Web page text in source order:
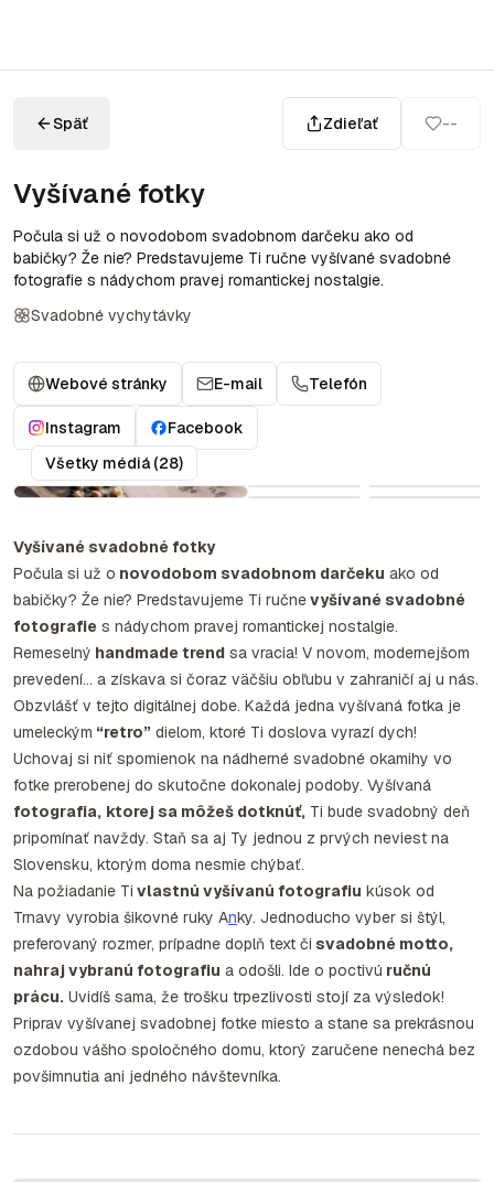
Späť Zdieľať --
Vyšívané fotky
Počula si už o novodobom svadobnom darčeku ako od
babičky? Že nie? Predstavujeme Ti ručne vyšívané svadobné
fotografie s nádychom pravej romantickej nostalgie.
Svadobné vychytávky
Webové stránky E-mail Telefón
Instagram
Facebook
Všetky médiá (28)
Vyšívané svadobné fotky
Počula si už o novodobom svadobnom darčeku ako od
babičky? Že nie? Predstavujeme Ti ručnevyšívané svadobné
fotografie s nádychom pravej romantickej nostalgie.
Remeselný handmade trend sa vracia! V novom, modernejšom
prevedení… a získava si čoraz väčšiu obľubu v zahraničí aj u nás.
Obzvlášť v tejto digitálnej dobe. Každá jedna vyšívaná fotka je
umeleckým “retro” dielom, ktoré Ti doslova vyrazí dych!
Uchovaj si niť spomienok na nádherné svadobné okamihy vo
fotke prerobenej do skutočne dokonalej podoby. Vyšívaná
fotografia, ktorej sa môžeš dotknúť, Ti bude svadobný deň
pripomínať navždy. Staň sa aj Ty jednou z prvých neviest na
Slovensku, ktorým doma nesmie chýbať.
Na požiadanie Ti vlastnú vyšívanú fotografiu kúsok od
Trnavy vyrobia šikovné ruky Anky. Jednoducho vyber si štýl,
preferovaný rozmer, prípadne doplň text či svadobné motto,
nahraj vybranú fotografiu a odošli. Ide o poctivú ručnú
prácu. Uvidíš sama, že trošku trpezlivosti stojí za výsledok!
Priprav vyšívanej svadobnej fotke miesto a stane sa prekrásnou
ozdobou vášho spoločného domu, ktorý zaručene nenechá bez
povšimnutia ani jedného návštevníka.